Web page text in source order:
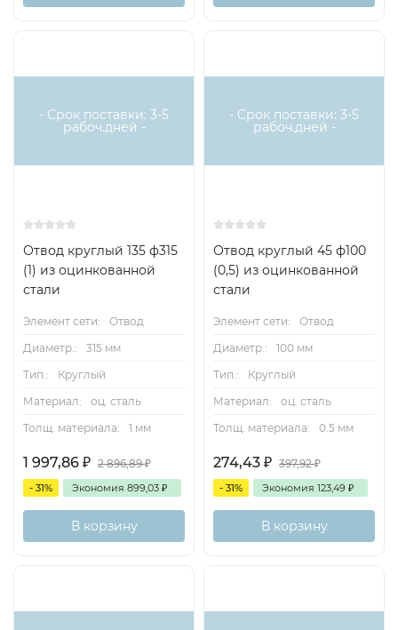
- Срок поставки: 3-5
рабоч.дней -
Отвод круглый 135 ф315
(1) из оцинкованной
стали
Элемент сети:
Отвод
Диаметр.:
315 мм
Тип.:
Круглый
Материал:
оц. сталь
Толщ. материала:
1 мм
1 997,86 ₽ 2 896,89₽
- 31% Экономия 899,03 ₽
В корзину
- Срок поставки: 3-5
рабоч.дней -
Отвод круглый 45 ф100
(0,5) из оцинкованной
стали
Элемент сети:
Отвод
Диаметр.:
100 мм
Тип.:
Круглый
Материал:
оц. сталь
Толщ. материала:
0.5 мм
274,43 ₽ 397,92₽
- 31% Экономия 123,49 ₽
В корзину